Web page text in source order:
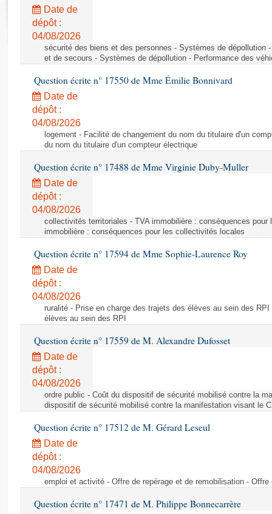
Rapports législatifs
Rapports sur l'application des lois
Baromètre de l’application des lois
Dossiers législatifs
Budget et sécurité sociale
Questions écrites et orales
Comptes rendus des débats
Date de
dépôt :
04/08/2026
sécurité des biens et des personnes - Systèmes de dépollution
et de secours - Systèmes de dépollution - Performance des
Question écrite n° 17550 de Mme Émilie Bonnivard
Date de
dépôt :
04/08/2026
logement - Facilité de changement du nom du titulaire d'un
du nom du titulaire d'un compteur électrique
Question écrite n° 17488 de Mme Virginie Duby-Muller
Date de
dépôt :
04/08/2026
collectivités territoriales - TVA immobilière : conséquences
immobilière : conséquences pour les collectivités locales
Question écrite n° 17594 de Mme Sophie-Laurence Roy
Date de
dépôt :
04/08/2026
ruralité - Prise en charge des trajets des élèves au sein des
élèves au sein des RPI
Question écrite n° 17559 de M. Alexandre Dufosset
Date de
dépôt :
04/08/2026
ordre public - Coût du dispositif de sécurité mobilisé contre la
dispositif de sécurité mobilisé contre la manifestation visant le
Question écrite n° 17512 de M. Gérard Leseul
Date de
dépôt :
04/08/2026
emploi et activité - Offre de repérage et de remobilisation -
Question écrite n° 17471 de M. Philippe Bonnecarrère